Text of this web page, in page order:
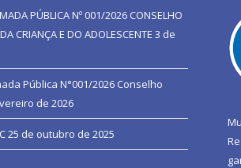
PÚBLICA Nº 001/2026 CONSELHO
CRIANÇA E DO ADOLESCENTE 3 de
Pública N°001/2026 Conselho
de 2026
25 de outubro de 2025